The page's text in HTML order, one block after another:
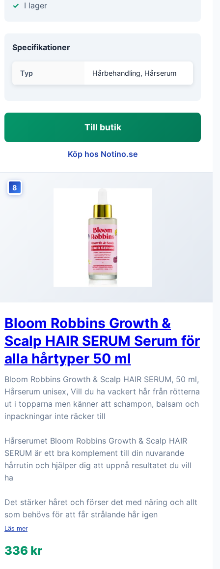
I lager
Specifikationer
Typ Hårbehandling, Hårserum
Till butik
Köp hos Notino.se
8
Bloom Robbins Growth &
Scalp HAIR SERUM Serum för
alla hårtyper 50 ml
Bloom Robbins Growth & Scalp HAIR SERUM, 50 ml,
Hårserum unisex, Vill du ha vackert hår från rötterna
ut i topparna men känner att schampon, balsam och
inpackningar inte räcker till
Hårserumet Bloom Robbins Growth & Scalp HAIR
SERUM är ett bra komplement till din nuvarande
hårrutin och hjälper dig att uppnå resultatet du vill
ha
Det stärker håret och förser det med näring och allt
som behövs för att får strålande hår igen
Läs mer
336 kr